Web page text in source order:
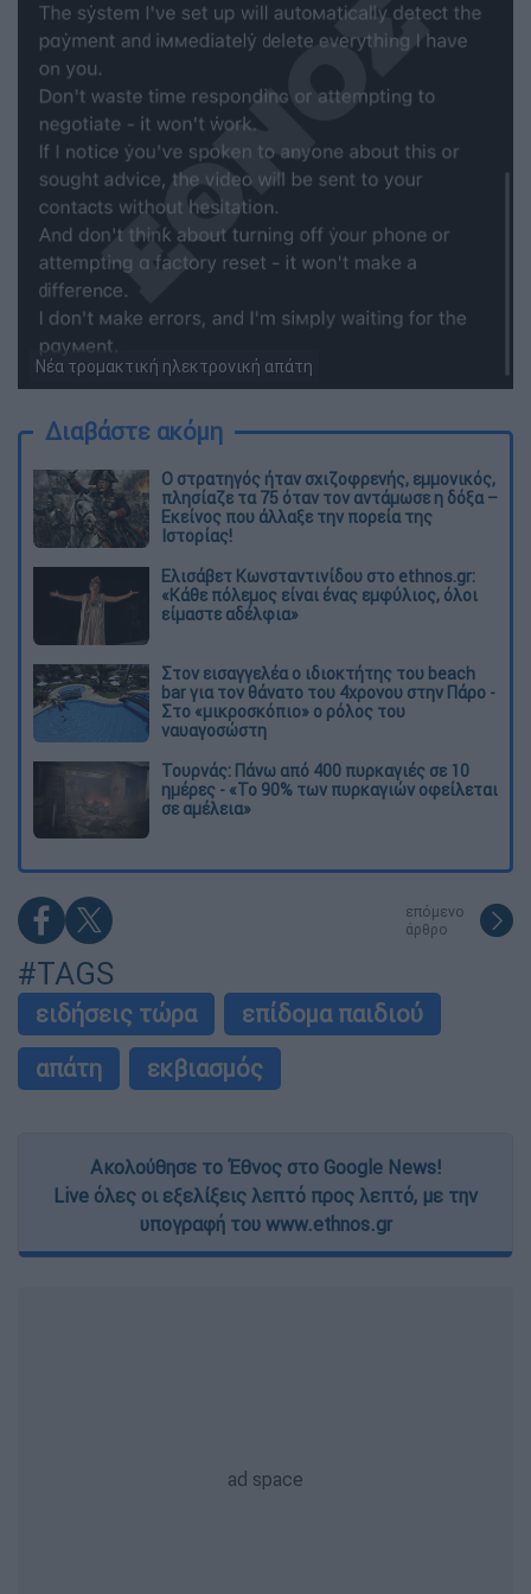
Νέα τρομακτική ηλεκτρονική απάτη
Διαβάστε ακόμη
O στρατηγός ήταν σχιζοφρενής, εμμονικός,
πλησίαζε τα 75 όταν τον αντάμωσε η δόξα –
Εκείνος που άλλαξε την πορεία της
Ιστορίας!
Ελισάβετ Κωνσταντινίδου στο ethnos.gr:
«Κάθε πόλεμος είναι ένας εμφύλιος, όλοι
είμαστε αδέλφια»
Στον εισαγγελέα ο ιδιοκτήτης του beach
bar για τον θάνατο του 4χρονου στην Πάρο -
Στο «μικροσκόπιο» ο ρόλος του
ναυαγοσώστη
Τουρνάς: Πάνω από 400 πυρκαγιές σε 10
ημέρες - «Το 90% των πυρκαγιών οφείλεται
σε αμέλεια»
επόμενο
άρθρο
#TAGS
ειδήσεις τώρα
επίδομα παιδιού
απάτη
εκβιασμός
Ακολούθησε το Έθνος στο Google News!
Live όλες οι εξελίξεις λεπτό προς λεπτό, με την
υπογραφή του www.ethnos.gr